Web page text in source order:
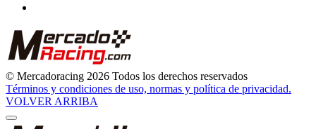
© Mercadoracing 2026 Todos los derechos reservados
Términos y condiciones de uso, normas y política de privacidad.
VOLVER ARRIBA